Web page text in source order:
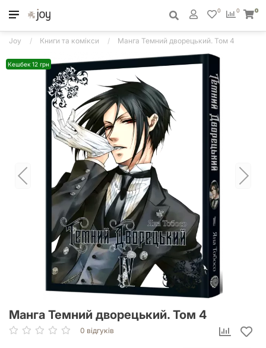
0
0 0
Joy Книги та комікси Манга Темний дворецький. Том 4
Кешбек 12 грн
Манга Темний дворецький. Том 4
0 відгуків